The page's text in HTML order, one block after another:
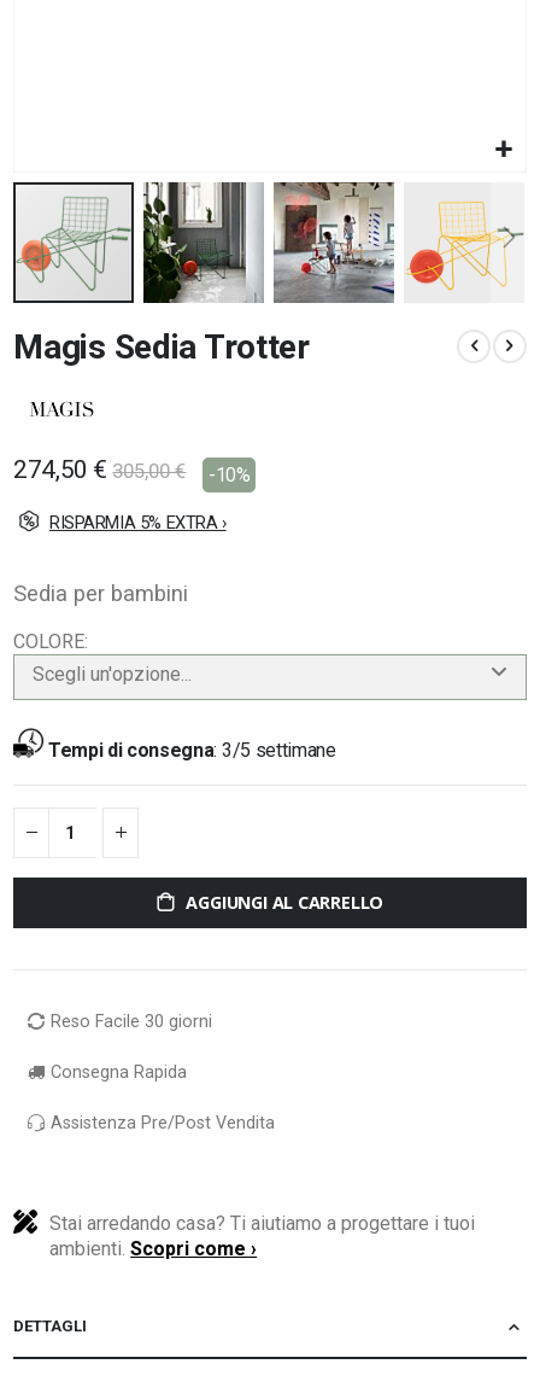
all'inizio
della
Magis Sedia Trotter
274,50 € 305,00 € -10%
RISPARMIA 5% EXTRA ›
Sedia per bambini
COLORE
Scegli un'opzione...
Tempi di consegna: 3/5 settimane
AGGIUNGI AL CARRELLO
Reso Facile 30 giorni
Consegna Rapida
Assistenza Pre/Post Vendita
Stai arredando casa? Ti aiutiamo a progettare i tuoi
ambienti.Scopri come ›
DETTAGLI